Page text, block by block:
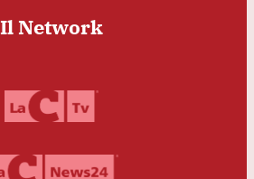
Il Network